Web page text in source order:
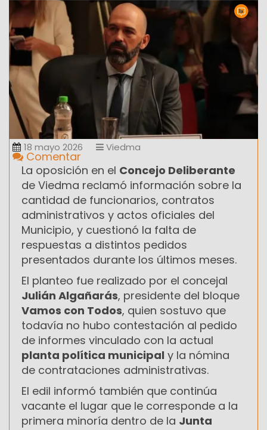
18 mayo 2026 Viedma
Comentar
La oposición en el Concejo Deliberante
de Viedma reclamó información sobre la
cantidad de funcionarios, contratos
administrativos y actos oficiales del
Municipio, y cuestionó la falta de
respuestas a distintos pedidos
presentados durante los últimos meses.
El planteo fue realizado por el concejal
Julián Algañarás, presidente del bloque
Vamos con Todos, quien sostuvo que
todavía no hubo contestación al pedido
de informes vinculado con la actual
planta política municipal y la nómina
de contrataciones administrativas.
El edil informó también que continúa
vacante el lugar que le corresponde a la
primera minoría dentro de la Junta